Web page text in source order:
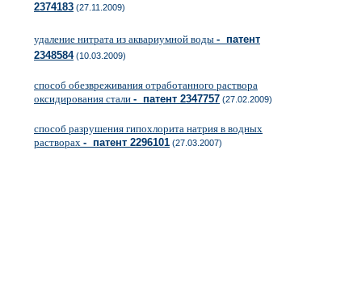
2374183 (27.11.2009)
удаление нитрата из аквариумной воды - патент
2348584(10.03.2009)
способ обезвреживания отработанного раствора
оксидирования стали - патент 2347757 (27.02.2009)
способ разрушения гипохлорита натрия в водных
растворах - патент 2296101 (27.03.2007)